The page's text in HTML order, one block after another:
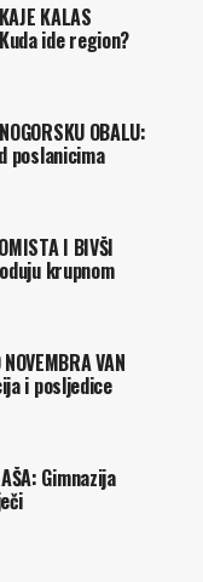
KALAS
Kuda ide region?
OBALU:
poslanicima
I BIVŠI
krupnom
VAN
i posljedice
Gimnazija